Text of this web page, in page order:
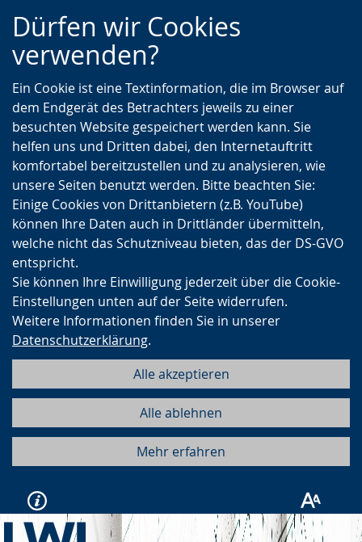
Zur
Hauptnavigation
Zur
Seitennavigation
Zum
Inhalt
Dürfen wir Cookies
verwenden?
Ein Cookie ist eine Textinformation, die im Browser auf
dem Endgerät des Betrachters jeweils zu einer
besuchten Website gespeichert werden kann. Sie
helfen uns und Dritten dabei, den Internetauftritt
komfortabel bereitzustellen und zu analysieren, wie
unsere Seiten benutzt werden. Bitte beachten Sie:
Einige Cookies von Drittanbietern (z.B. YouTube)
können Ihre Daten auch in Drittländer übermitteln,
welche nicht das Schutzniveau bieten, das der DS-GVO
entspricht.
Sie können Ihre Einwilligung jederzeit über die Cookie-
Einstellungen unten auf der Seite widerrufen.
Weitere Informationen finden Sie in unserer
Datenschutzerklärung.
Alle akzeptieren
Alle ablehnen
Mehr erfahren